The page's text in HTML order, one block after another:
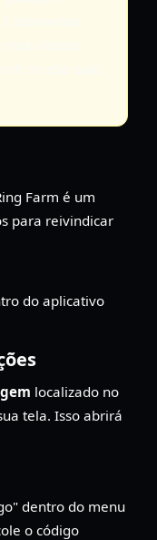
Farm é um
para reivindicar
do aplicativo
localizado no
tela. Isso abrirá
dentro do menu
o código